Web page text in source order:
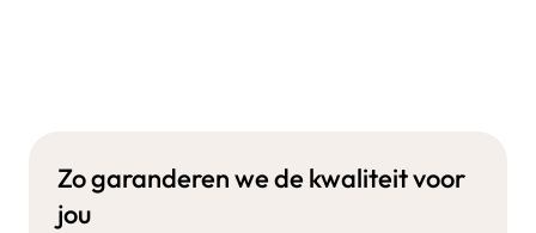
Zo garanderen we de kwaliteit voor
jou